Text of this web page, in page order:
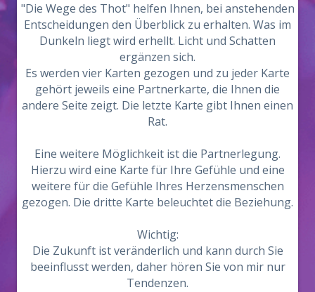
"Die Wege des Thot" helfen Ihnen, bei anstehenden
Entscheidungen den Überblick zu erhalten. Was im
Dunkeln liegt wird erhellt. Licht und Schatten
ergänzen sich.
Es werden vier Karten gezogen und zu jeder Karte
gehört jeweils eine Partnerkarte, die Ihnen die
andere Seite zeigt. Die letzte Karte gibt Ihnen einen
Rat.
Eine weitere Möglichkeit ist die Partnerlegung.
Hierzu wird eine Karte für Ihre Gefühle und eine
weitere für die Gefühle Ihres Herzensmenschen
gezogen. Die dritte Karte beleuchtet die Beziehung.
Wichtig:
Die Zukunft ist veränderlich und kann durch Sie
beeinflusst werden, daher hören Sie von mir nur
Tendenzen.